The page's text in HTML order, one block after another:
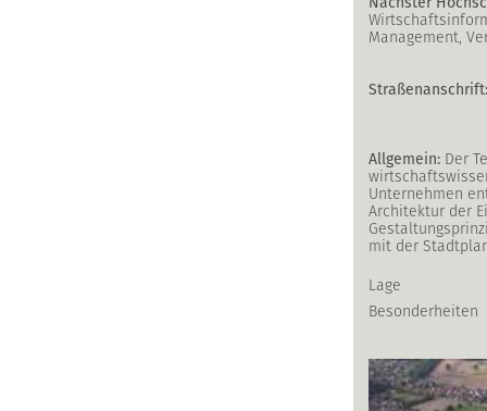
Management,
Straßenanschrift:
Allgemein: Der
Unternehmen
Architektur der
mit der
Lage
Besonderheiten